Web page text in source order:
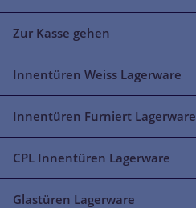
Zur Kasse gehen
Innentüren Weiss Lagerware
Innentüren Furniert Lagerware
CPL Innentüren Lagerware
Glastüren Lagerware